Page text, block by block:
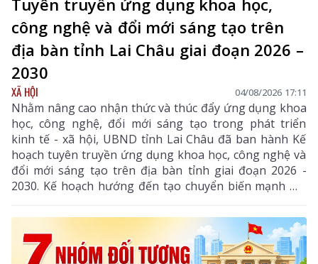
Tuyên truyền ứng dụng khoa học,
công nghệ và đổi mới sáng tạo trên
địa bàn tỉnh Lai Châu giai đoạn 2026 –
2030
XÃ HỘI 04/08/2026 17:11
Nhằm nâng cao nhận thức và thúc đẩy ứng dụng khoa
học, công nghệ, đổi mới sáng tạo trong phát triển
kinh tế - xã hội, UBND tỉnh Lai Châu đã ban hành Kế
hoạch tuyên truyền ứng dụng khoa học, công nghệ và
đổi mới sáng tạo trên địa bàn tỉnh giai đoạn 2026 -
2030. Kế hoạch hướng đến tạo chuyển biến mạnh mẽ
từ nhận thức đến hành động, phát huy vai trò của
khoa học, công nghệ, đổi mới sáng tạo và chuyển đổi
số, góp phần thực hiện hiệu quả các mục tiêu phát
triển của tỉnh trong giai đoạn mới.